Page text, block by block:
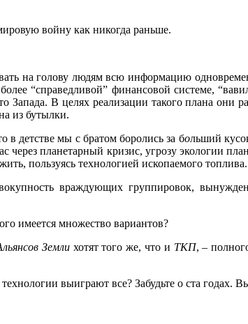
войну как никогда раньше.
на голову людям всю информацию
“справедливой” финансовой системе,
Запада. В целях реализации такого плана они
из бутылки.
в детстве мы с братом боролись за больший
через планетарный кризис, угрозу экологии
пользуясь технологией ископаемого топлива.
враждующих группировок,
имеется множество вариантов?
Землихотят того же, что и ТКП, –
выиграют все? Забудьте о ста годах.